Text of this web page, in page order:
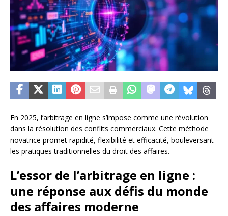
En 2025, l’arbitrage en ligne s’impose comme une révolution
dans la résolution des conflits commerciaux. Cette méthode
novatrice promet rapidité, flexibilité et efficacité, bouleversant
les pratiques traditionnelles du droit des affaires.
L’essor de l’arbitrage en ligne :
une réponse aux défis du monde
des affaires moderne